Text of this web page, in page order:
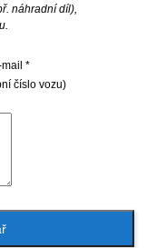
náhradní díl),
mail *
číslo vozu)